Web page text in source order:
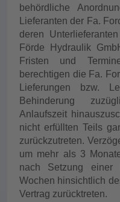
behördliche
Lieferanten der Fa.
deren
Förde Hydraulik
Fristen und
berechtigen die Fa.
Lieferungen bzw.
Behinderung
Anlaufszeit
nicht erfüllten Teils
zurückzutreten.
um mehr als 3
nach Setzung einer
Wochen hinsichtlich
Vertrag zurücktreten.